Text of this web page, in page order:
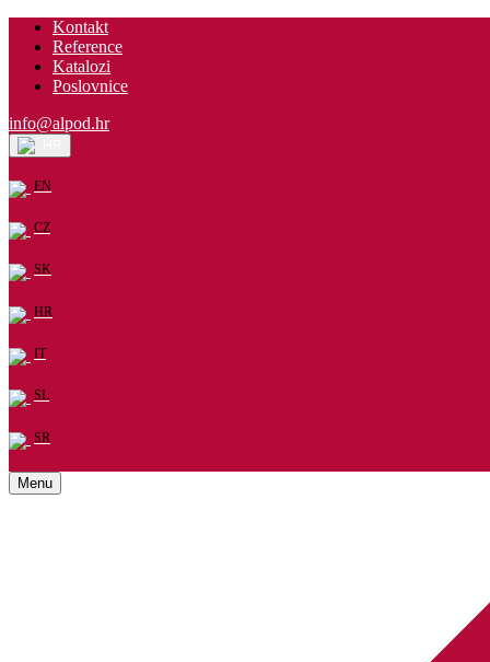
Kontakt
Reference
Katalozi
Poslovnice
info@alpod.hr
EN
CZ
SK
HR
IT
SL
SR
Menu